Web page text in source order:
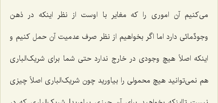
می‌کنیم آن اموری را که مغایر با اوست از نظر اینکه در ذهن
وجودٌمائی دارد اما اگر بخواهیم از نظر صرف عدمیت آن حمل کنیم و
اینکه اصلاً هیچ وجودی در خارج ندارد حتی شما برای شریک‌‌الباری
هم نمی‌توانید هیچ محمولی را بیاورید چون شریک‌الباری اصلاً چیزی